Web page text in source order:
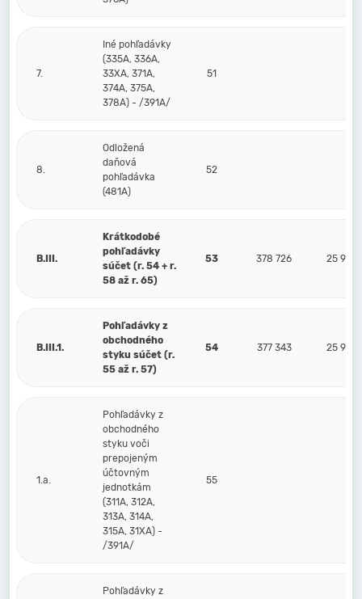
7.
Iné pohľadávky
(335A, 336A,
33XA, 371A,
374A, 375A,
378A) - /391A/
51
8.
Odložená
daňová
pohľadávka
(481A)
52
B.III.
Krátkodobé
pohľadávky
súčet (r. 54 + r.
58 až r. 65)
53 378 726 25 926
B.III.1.
Pohľadávky z
obchodného
styku súčet (r.
55 až r. 57)
54 377 343 25 926
1.a.
Pohľadávky z
obchodného
styku voči
prepojeným
účtovným
jednotkám
(311A, 312A,
313A, 314A,
315A, 31XA) -
/391A/
55
Pohľadávky z